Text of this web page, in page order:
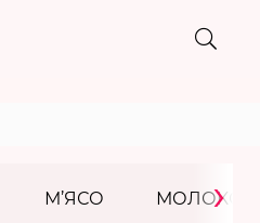
М’ЯСО МОЛОКО
›